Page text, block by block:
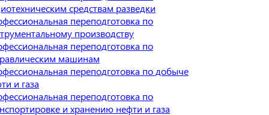
средствам разведки
переподготовка по
производству
переподготовка по
машинам
переподготовка по добыче
и газа
переподготовка по
и хранению нефти и газа